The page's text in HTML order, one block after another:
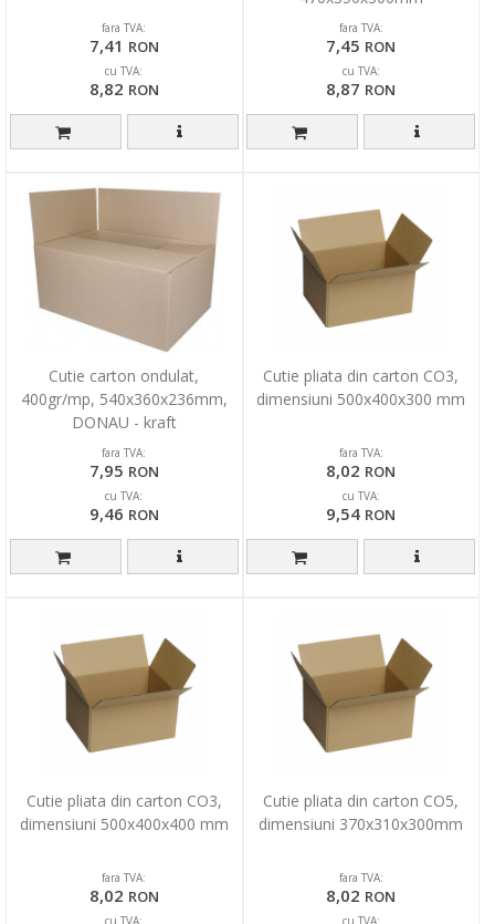
fara TVA:
7,41 RON
cu TVA:
8,82 RON
fara TVA:
7,45 RON
cu TVA:
8,87 RON
Cutie carton ondulat,
400gr/mp, 540x360x236mm,
DONAU - kraft
fara TVA:
7,95 RON
cu TVA:
9,46 RON
Cutie pliata din carton CO3,
dimensiuni 500x400x300 mm
fara TVA:
8,02 RON
cu TVA:
9,54 RON
Cutie pliata din carton CO3,
dimensiuni 500x400x400 mm
fara TVA:
8,02 RON
cu TVA:
Cutie pliata din carton CO5,
dimensiuni 370x310x300mm
fara TVA:
8,02 RON
cu TVA: